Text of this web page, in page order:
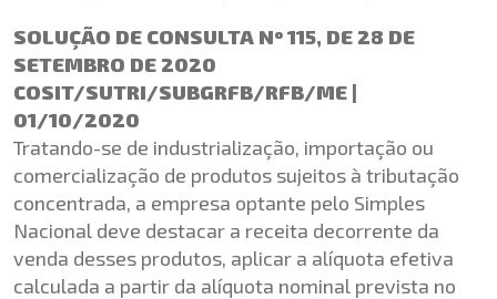
SOLUÇÃO DE CONSULTA Nº 115, DE 28 DE
SETEMBRO DE 2020
COSIT/SUTRI/SUBGRFB/RFB/ME |
01/10/2020
Tratando-se de industrialização, importação ou
comercialização de produtos sujeitos à tributação
concentrada, a empresa optante pelo Simples
Nacional deve destacar a receita decorrente da
venda desses produtos, aplicar a alíquota efetiva
calculada a partir da alíquota nominal prevista no